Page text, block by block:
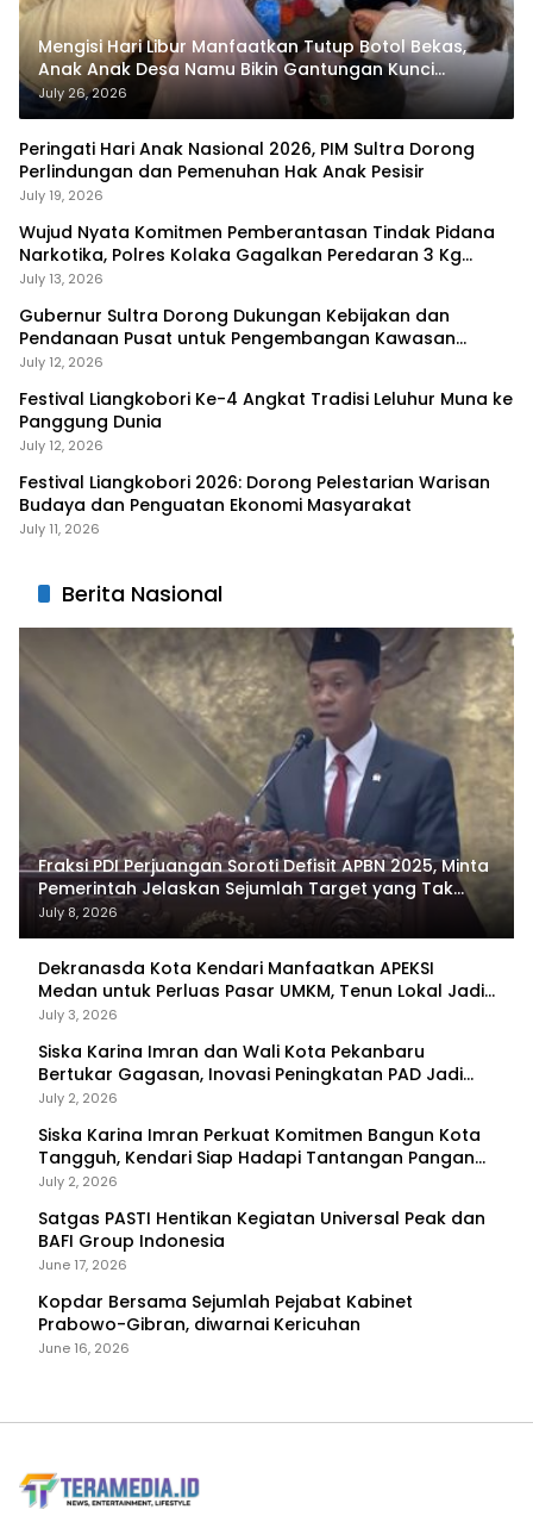
Mengisi Hari Libur Manfaatkan Tutup Botol Bekas,
Anak Anak Desa Namu Bikin Gantungan Kunci
Bernilai Ekonomi
July 26, 2026
Peringati Hari Anak Nasional 2026, PIM Sultra Dorong
Perlindungan dan Pemenuhan Hak Anak Pesisir
July 19, 2026
Wujud Nyata Komitmen Pemberantasan Tindak Pidana
Narkotika, Polres Kolaka Gagalkan Peredaran 3 Kg
Sabu-Sabu
July 13, 2026
Gubernur Sultra Dorong Dukungan Kebijakan dan
Pendanaan Pusat untuk Pengembangan Kawasan
Liangkobhori
July 12, 2026
Festival Liangkobori Ke-4 Angkat Tradisi Leluhur Muna ke
Panggung Dunia
July 12, 2026
Festival Liangkobori 2026: Dorong Pelestarian Warisan
Budaya dan Penguatan Ekonomi Masyarakat
July 11, 2026
Berita Nasional
Fraksi PDI Perjuangan Soroti Defisit APBN 2025, Minta
Pemerintah Jelaskan Sejumlah Target yang Tak
Tercapai
July 8, 2026
Dekranasda Kota Kendari Manfaatkan APEKSI
Medan untuk Perluas Pasar UMKM, Tenun Lokal Jadi
Primadona
July 3, 2026
Siska Karina Imran dan Wali Kota Pekanbaru
Bertukar Gagasan, Inovasi Peningkatan PAD Jadi
Fokus Diskusi
July 2, 2026
Siska Karina Imran Perkuat Komitmen Bangun Kota
Tangguh, Kendari Siap Hadapi Tantangan Pangan
dan Bencana
July 2, 2026
Satgas PASTI Hentikan Kegiatan Universal Peak dan
BAFI Group Indonesia
June 17, 2026
Kopdar Bersama Sejumlah Pejabat Kabinet
Prabowo-Gibran, diwarnai Kericuhan
June 16, 2026